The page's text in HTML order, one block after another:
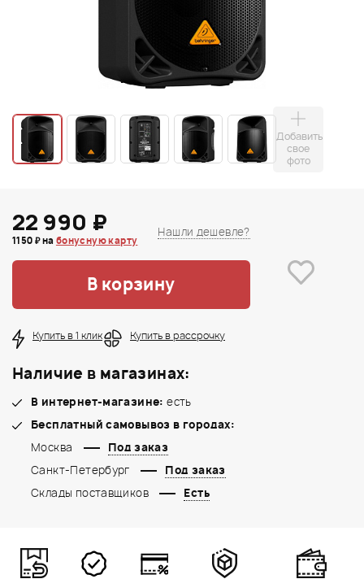
Добавить
свое
фото
22 990 ₽
1150 ₽ на бонусную карту
Нашли дешевле?
В корзину
Купить в 1 клик Купить в рассрочку
Наличие в магазинах:
В интернет-магазине: есть
Бесплатный самовывоз в городах:
Москва
Под заказ
Санкт-Петербург
Под заказ
Склады поставщиков
Есть